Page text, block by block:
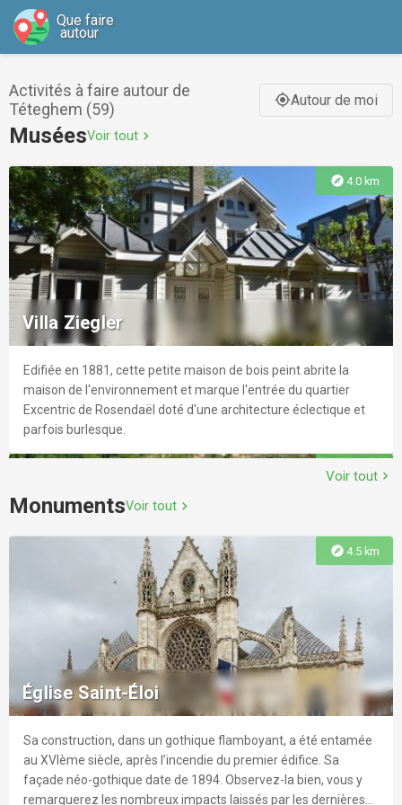
Que faire
autour
Activités à faire autour de
Téteghem (59)
gps_fixedAutour de moi
MuséesVoir tout chevron_right
explore 4.0 km
Villa Ziegler
Edifiée en 1881, cette petite maison de bois peint abrite la
maison de l'environnement et marque l'entrée du quartier
Excentric de Rosendaël doté d'une architecture éclectique et
parfois burlesque.
explore
Musérial - Fort des Dunes
600 m² d’expositions permanentesLa nouvelle scénographie
installée dans le bâtiment des troupes offre 6 salles
d’immersion vidéo, des maquettes, des panneaux interactifs
qui retracent l’histoire du territoire de “Turenne à Dynamo”. 140
ans d’histoireAvec ses bâtiments cachés sous le sable, le Fort
des dunes est un exemple remarquable de l’architecture
militaire imaginée par le général Séré de Rivières. Il a été
construit en 1878, en même temps que la batterie dite de
explore
Voir tout chevron_right
MonumentsVoir tout chevron_right
explore 4.5 km
Église Saint-Éloi
Sa construction, dans un gothique flamboyant, a été entamée
au XVIème siècle, après l’incendie du premier édifice. Sa
façade néo-gothique date de 1894. Observez-la bien, vous y
remarquerez les nombreux impacts laissés par les dernières